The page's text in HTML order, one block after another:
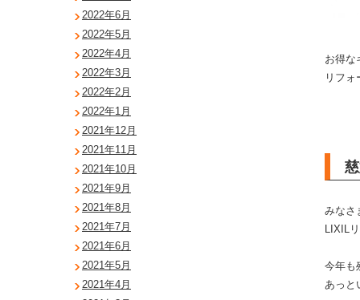
お得な
リフ
みなさ
LIXIL
今年も
あっと
2022年6月
2022年5月
2022年4月
2022年3月
2022年2月
2022年1月
2021年12月
2021年11月
2021年10月
2021年9月
2021年8月
2021年7月
2021年6月
2021年5月
2021年4月